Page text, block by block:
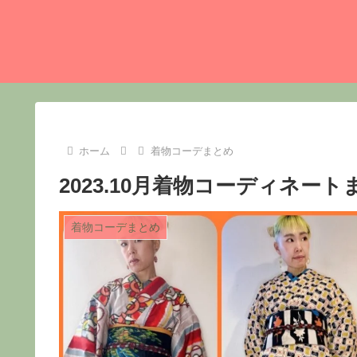
ホーム 着物コーデまとめ
2023.10月着物コーディネート
着物コーデまとめ